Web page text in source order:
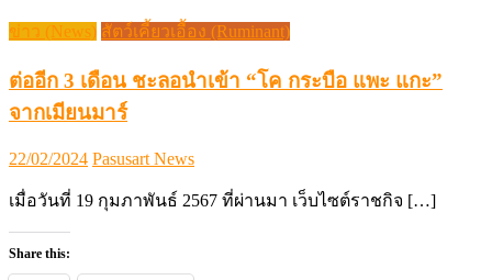
ข่าว (News) สัตว์เคี้ยวเอื้อง (Ruminant)
ต่ออีก 3 เดือน ชะลอนำเข้า “โค กระบือ แพะ แกะ”
จากเมียนมาร์
Posted
22/02/2024 Author
Pasusart News
เมื่อวันที่ 19 กุมภาพันธ์ 2567 ที่ผ่านมา เว็บไซต์ราชกิจ […]
Share this: